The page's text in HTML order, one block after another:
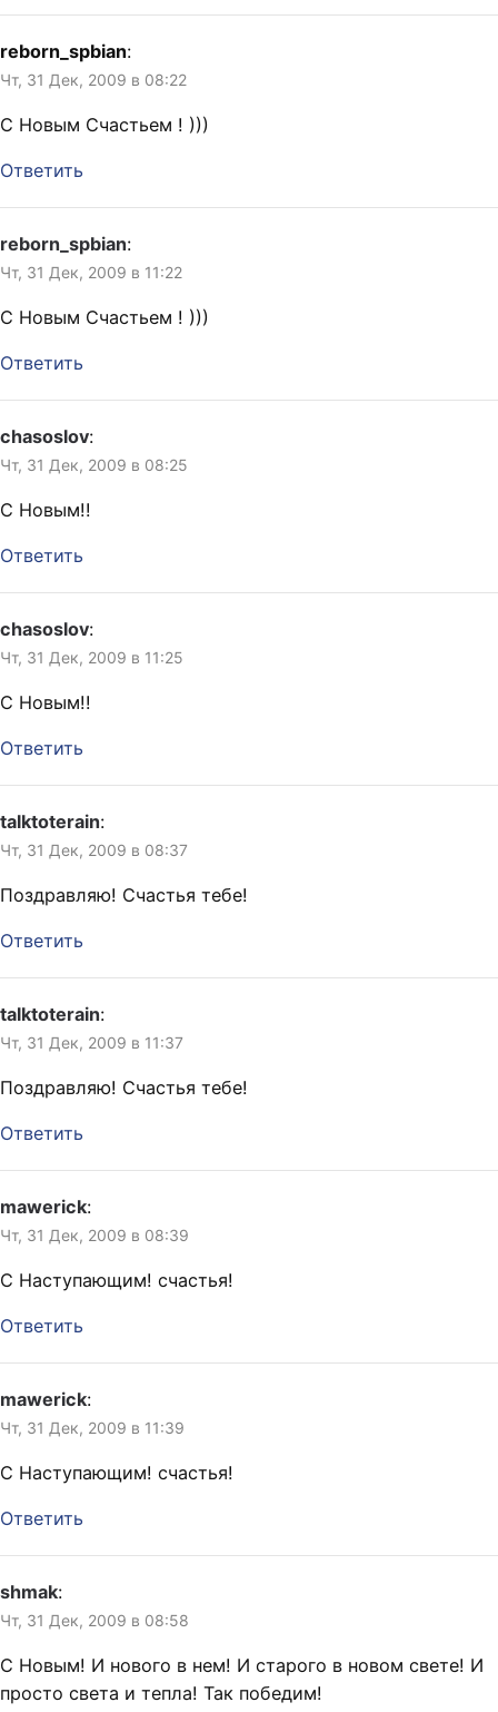
reborn_spbian:
Чт, 31 Дек, 2009 в 08:22
С Новым Счастьем ! )))
Ответить
reborn_spbian:
Чт, 31 Дек, 2009 в 11:22
С Новым Счастьем ! )))
Ответить
chasoslov:
Чт, 31 Дек, 2009 в 08:25
С Новым!!
Ответить
chasoslov:
Чт, 31 Дек, 2009 в 11:25
С Новым!!
Ответить
talktoterain:
Чт, 31 Дек, 2009 в 08:37
Поздравляю! Счастья тебе!
Ответить
talktoterain:
Чт, 31 Дек, 2009 в 11:37
Поздравляю! Счастья тебе!
Ответить
mawerick:
Чт, 31 Дек, 2009 в 08:39
С Наступающим! счастья!
Ответить
mawerick:
Чт, 31 Дек, 2009 в 11:39
С Наступающим! счастья!
Ответить
shmak:
Чт, 31 Дек, 2009 в 08:58
C Новым! И нового в нем! И старого в новом свете! И
просто света и тепла! Так победим!